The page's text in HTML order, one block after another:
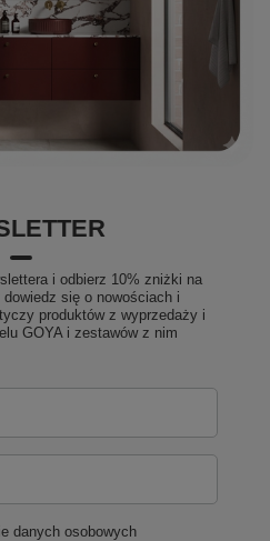
i odbierz 10% zniżki na
się o nowościach i
produktów z wyprzedaży i
GOYA i zestawów z nim
danych osobowych